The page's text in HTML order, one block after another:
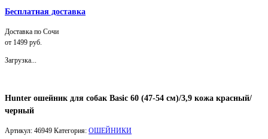
Бесплатная доставка
Доставка по Сочи
от 1499 руб.
Загрузка...
Hunter ошейник для собак Basic 60 (47-54 см)/3,9 кожа красный/
черный
Артикул: 46949 Категория: ОШЕЙНИКИ